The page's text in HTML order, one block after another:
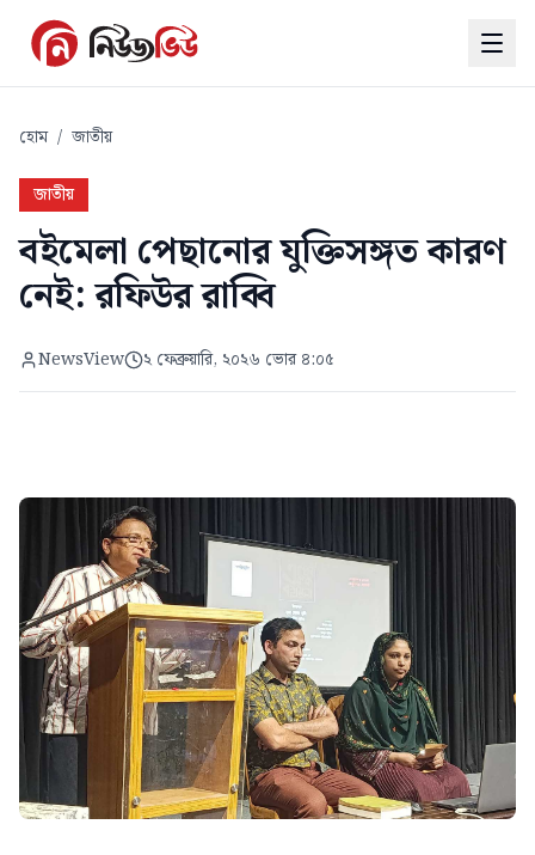
হোম / জাতীয়
জাতীয়
বইমেলা পেছানোর যুক্তিসঙ্গত কারণ
নেই: রফিউর রাব্বি
NewsView ২ ফেব্রুয়ারি, ২০২৬ ভোর ৪:০৫